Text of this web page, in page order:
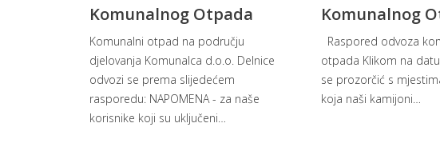
Komunalnog Otpada
Komunalni otpad na području
djelovanja Komunalca d.o.o. Delnice
odvozi se prema slijedećem
rasporedu: NAPOMENA - za naše
korisnike koji su uključeni…
Komunalnog
Raspored odvoza
otpada Klikom na
se prozorčić s
koja naši kamijoni…